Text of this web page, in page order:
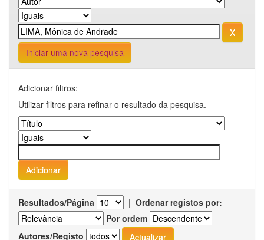
Iniciar uma nova pesquisa
Adicionar filtros:
Utilizar filtros para refinar o resultado da pesquisa.
Resultados/Página | Ordenar registos por:
Por ordem
Autores/Registo